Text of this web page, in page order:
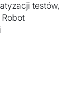
testów,